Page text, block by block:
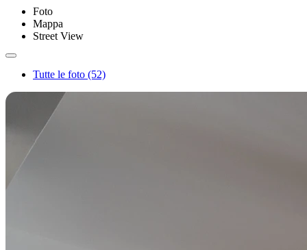
Foto
Mappa
Street View
Tutte le foto (52)